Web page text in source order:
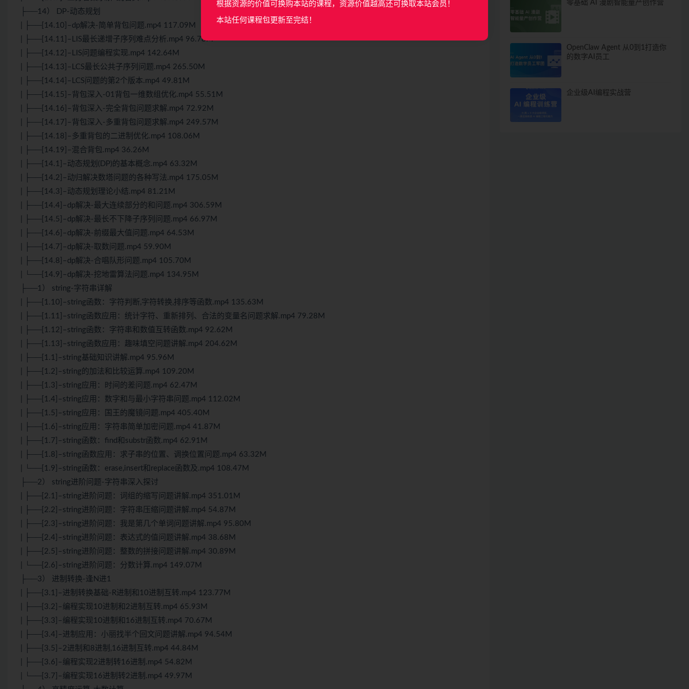
├──14） DP-动态规划
| ├──[14.10]–dp解决-简单背包问题.mp4 117.09M
| ├──[14.11]–LIS最长递增子序列难点分析.mp4 96.78M
| ├──[14.12]–LIS问题编程实现.mp4 142.64M
| ├──[14.13]–LCS最长公共子序列问题.mp4 265.50M
| ├──[14.14]–LCS问题的第2个版本.mp4 49.81M
| ├──[14.15]–背包深入-01背包一维数组优化.mp4 55.51M
| ├──[14.16]–背包深入-完全背包问题求解.mp4 72.92M
| ├──[14.17]–背包深入-多重背包问题求解.mp4 249.57M
| ├──[14.18]–多重背包的二进制优化.mp4 108.06M
| ├──[14.19]–混合背包.mp4 36.26M
| ├──[14.1]–动态规划(DP)的基本概念.mp4 63.32M
| ├──[14.2]–动归解决数塔问题的各种写法.mp4 175.05M
| ├──[14.3]–动态规划理论小结.mp4 81.21M
| ├──[14.4]–dp解决-最大连续部分的和问题.mp4 306.59M
| ├──[14.5]–dp解决-最长不下降子序列问题.mp4 66.97M
| ├──[14.6]–dp解决-前缀最大值问题.mp4 64.53M
| ├──[14.7]–dp解决-取数问题.mp4 59.90M
| ├──[14.8]–dp解决-合唱队形问题.mp4 105.70M
| └──[14.9]–dp解决-挖地雷算法问题.mp4 134.95M
├──1） string-字符串详解
| ├──[1.10]–string函数：字符判断,字符转换,排序等函数.mp4 135.63M
| ├──[1.11]–string函数应用：统计字符、重新排列、合法的变量名问题求解.mp4 79.28M
| ├──[1.12]–string函数：字符串和数值互转函数.mp4 92.62M
| ├──[1.13]–string函数应用：趣味填空问题讲解.mp4 204.62M
| ├──[1.1]–string基础知识讲解.mp4 95.96M
| ├──[1.2]–string的加法和比较运算.mp4 109.20M
| ├──[1.3]–string应用：时间的差问题.mp4 62.47M
| ├──[1.4]–string应用：数字和与最小字符串问题.mp4 112.02M
| ├──[1.5]–string应用：国王的魔镜问题.mp4 405.40M
| ├──[1.6]–string应用：字符串简单加密问题.mp4 41.87M
| ├──[1.7]–string函数：find和substr函数.mp4 62.91M
| ├──[1.8]–string函数应用：求子串的位置、调换位置问题.mp4 63.32M
| └──[1.9]–string函数：erase,insert和replace函数及.mp4 108.47M
├──2） string进阶问题-字符串深入探讨
| ├──[2.1]–string进阶问题：词组的缩写问题讲解.mp4 351.01M
| ├──[2.2]–string进阶问题：字符串压缩问题讲解.mp4 54.87M
| ├──[2.3]–string进阶问题：我是第几个单词问题讲解.mp4 95.80M
| ├──[2.4]–string进阶问题：表达式的值问题讲解.mp4 38.68M
| ├──[2.5]–string进阶问题：整数的拼接问题讲解.mp4 30.89M
| └──[2.6]–string进阶问题：分数计算.mp4 149.07M
├──3） 进制转换-逢N进1
| ├──[3.1]–进制转换基础-R进制和10进制互转.mp4 123.77M
| ├──[3.2]–编程实现10进制和2进制互转.mp4 65.93M
| ├──[3.3]–编程实现10进制和16进制互转.mp4 70.67M
| ├──[3.4]–进制应用：小丽找半个回文问题讲解.mp4 94.54M
| ├──[3.5]–2进制和8进制,16进制互转.mp4 44.84M
| ├──[3.6]–编程实现2进制转16进制.mp4 54.82M
| └──[3.7]–编程实现16进制转2进制.mp4 49.97M
零基础 AI 漫剧智能量产创作营
OpenClaw Agent 从0到1打造你
的数字AI员工
企业级AI编程实战营
根据资源的价值可换购本站的课程，资源价值越高还可换取本站会员！
本站任何课程包更新至完结！